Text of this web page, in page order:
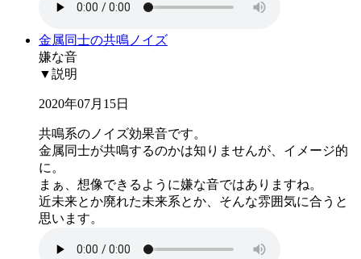
金属同士の共鳴ノイズ
嫌な音
▼説明
2020年07月15日
共鳴系のノイズ効果音です。
金属同士が共鳴するのかは知りませんが、イメージ的
に。
まぁ、想像できるように嫌な音ではありますね。
近未来とか廃れた未来系とか、そんな雰囲気に合うと
思います。